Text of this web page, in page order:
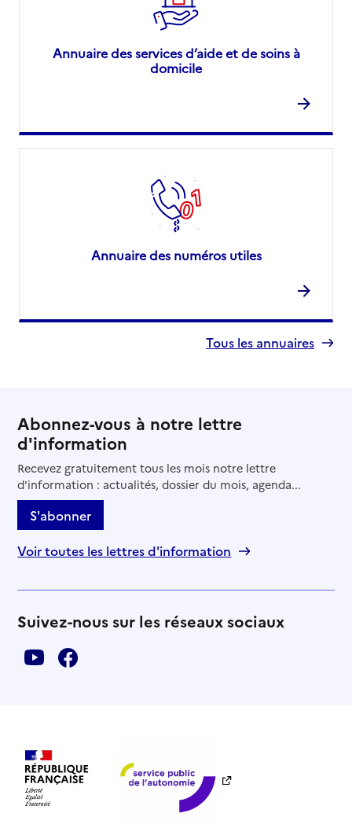
Annuaire des services d’aide et de soins à
domicile
Annuaire des numéros utiles
Tous les annuaires
Abonnez-vous à notre lettre
d'information
Recevez gratuitement tous les mois notre lettre
d'information : actualités, dossier du mois, agenda...
S'abonner
Voir toutes les lettres d'information
Suivez-nous sur les réseaux sociaux